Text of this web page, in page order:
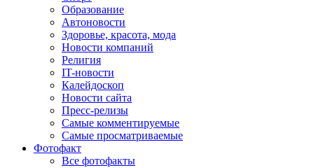
Образование
Автоновости
Здоровье, красота, мода
Новости компаний
Религия
IT-новости
Калейдоскоп
Новости сайта
Пресс-релизы
Самые комментируемые
Самые просматриваемые
Фотофакт
Все фотофакты